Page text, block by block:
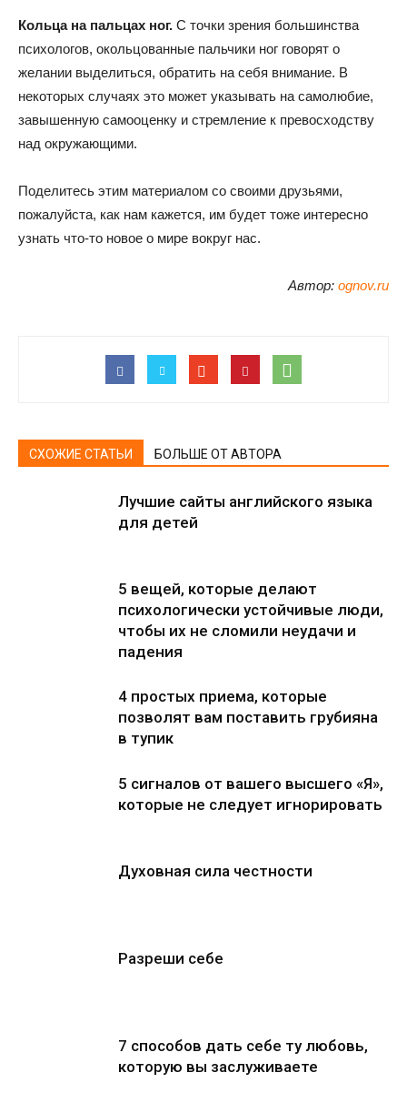
Кольца на пальцах ног. С точки зрения большинства
психологов, окольцованные пальчики ног говорят о
желании выделиться, обратить на себя внимание. В
некоторых случаях это может указывать на самолюбие,
завышенную самооценку и стремление к превосходству
над окружающими.
Поделитесь этим материалом со своими друзьями,
пожалуйста, как нам кажется, им будет тоже интересно
узнать что-то новое о мире вокруг нас.
Автор: ognov.ru
СХОЖИЕ СТАТЬИ БОЛЬШЕ ОТ АВТОРА
Лучшие сайты английского языка
для детей
5 вещей, которые делают
психологически устойчивые люди,
чтобы их не сломили неудачи и
падения
4 простых приема, которые
позволят вам поставить грубияна
в тупик
5 сигналов от вашего высшего «Я»,
которые не следует игнорировать
Духовная сила честности
Разреши себе
7 способов дать себе ту любовь,
которую вы заслуживаете